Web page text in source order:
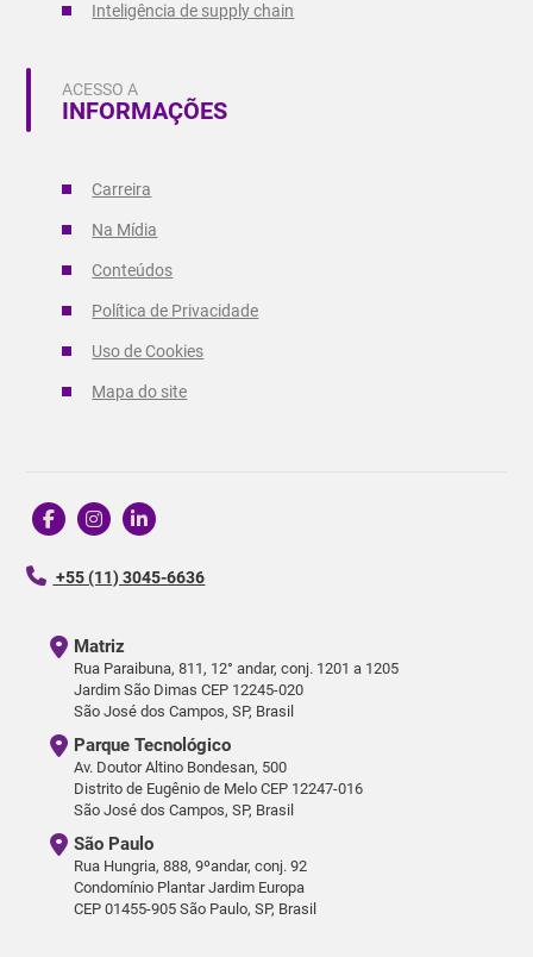
Inteligência de supply chain
ACESSO A
INFORMAÇÕES
Carreira
Na Mídia
Conteúdos
Política de Privacidade
Uso de Cookies
Mapa do site
+55 (11) 3045-6636
Matriz
Rua Paraibuna, 811, 12° andar, conj. 1201 a 1205
Jardim São Dimas CEP 12245-020
São José dos Campos, SP, Brasil
São Paulo
Rua Hungria, 888, 9ºandar, conj. 92
Condomínio Plantar Jardim Europa
CEP 01455-905 São Paulo, SP, Brasil
Parque Tecnológico
Av. Doutor Altino Bondesan, 500
Distrito de Eugênio de Melo CEP 12247-016
São José dos Campos, SP, Brasil